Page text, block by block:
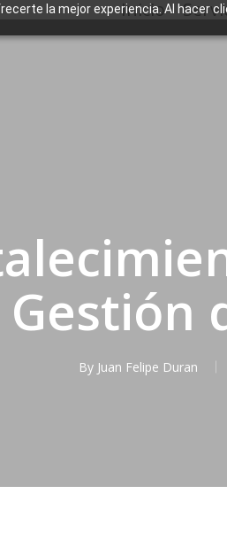
la mejor experiencia. Al hacer
Inicio
Gestión
By Juan Felipe Duran